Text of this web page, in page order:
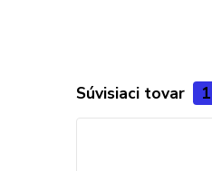
Súvisiaci tovar